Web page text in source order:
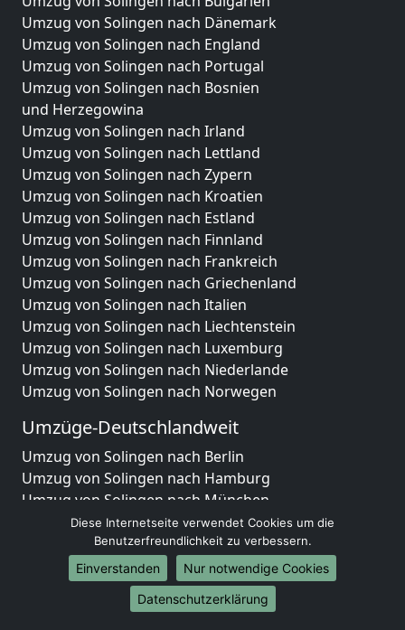
Umzug von Solingen nach Dänemark
Umzug von Solingen nach England
Umzug von Solingen nach Portugal
Umzug von Solingen nach Bosnien
und Herzegowina
Umzug von Solingen nach Irland
Umzug von Solingen nach Lettland
Umzug von Solingen nach Zypern
Umzug von Solingen nach Kroatien
Umzug von Solingen nach Estland
Umzug von Solingen nach Finnland
Umzug von Solingen nach Frankreich
Umzug von Solingen nach Griechenland
Umzug von Solingen nach Italien
Umzug von Solingen nach Liechtenstein
Umzug von Solingen nach Luxemburg
Umzug von Solingen nach Niederlande
Umzug von Solingen nach Norwegen
Umzüge-Deutschlandweit
Umzug von Solingen nach Berlin
Umzug von Solingen nach Hamburg
Umzug von Solingen nach München
Umzug von Solingen nach Köln
Umzug von Solingen nach Frankfurt am Main
Umzug von Solingen nach Stuttgart
Umzug von Solingen nach Düsseldorf
Umzug von Solingen nach Leipzig
Diese Internetseite verwendet Cookies um die
Benutzerfreundlichkeit zu verbessern.
Einverstanden
Nur notwendige Cookies
Datenschutzerklärung